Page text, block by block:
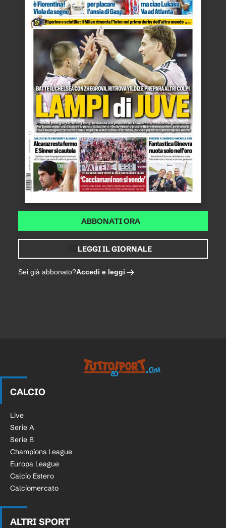
ABBONATI ORA
LEGGI IL GIORNALE
Sei già abbonato?Accedi e leggi
CALCIO
Live
Serie A
Serie B
Champions League
Europa League
Calcio Estero
Calciomercato
ALTRI SPORT